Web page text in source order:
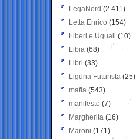
LegaNord (2.411)
Letta Enrico (154)
Liberi e Uguali (10)
Libia (68)
Libri (33)
Liguria Futurista (25)
mafia (543)
manifesto (7)
Margherita (16)
Maroni (171)